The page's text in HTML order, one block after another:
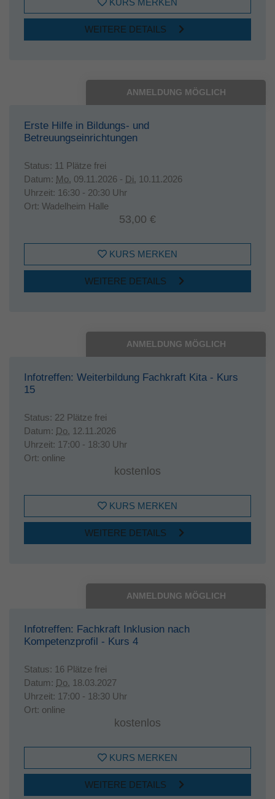
WEITERE DETAILS
ANMELDUNG MÖGLICH
Erste Hilfe in Bildungs- und
Betreuungseinrichtungen
Status: 11 Plätze frei
Datum: Mo. 09.11.2026 - Di. 10.11.2026
Uhrzeit: 16:30 - 20:30 Uhr
Ort: Wadelheim Halle
53,00 €
KURS MERKEN
WEITERE DETAILS
ANMELDUNG MÖGLICH
Infotreffen: Weiterbildung Fachkraft Kita - Kurs
15
Status: 22 Plätze frei
Datum: Do. 12.11.2026
Uhrzeit: 17:00 - 18:30 Uhr
Ort: online
kostenlos
KURS MERKEN
WEITERE DETAILS
ANMELDUNG MÖGLICH
Infotreffen: Fachkraft Inklusion nach
Kompetenzprofil - Kurs 4
Status: 16 Plätze frei
Datum: Do. 18.03.2027
Uhrzeit: 17:00 - 18:30 Uhr
Ort: online
kostenlos
KURS MERKEN
WEITERE DETAILS